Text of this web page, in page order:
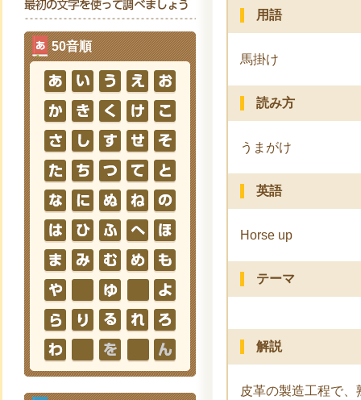
50音順
用語
馬掛け
読み方
うまがけ
英語
Horse up
テーマ
解説
皮革の製造工程で